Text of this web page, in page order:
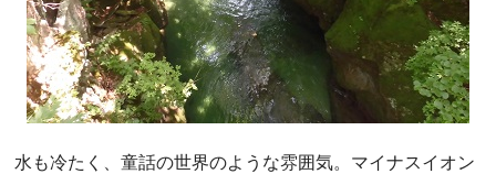
水も冷たく、童話の世界のような雰囲気。マイナスイオン